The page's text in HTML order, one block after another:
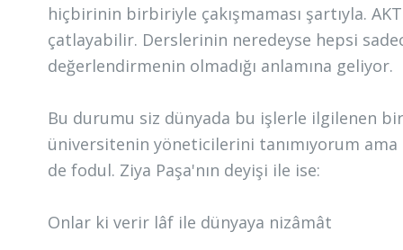
hiçbirinin birbiriyle çakışmaması şartıyla.
çatlayabilir. Derslerinin neredeyse hepsi
değerlendirmenin olmadığı anlamına geliyor.
Bu durumu siz dünyada bu işlerle ilgilenen
üniversitenin yöneticilerini tanımıyorum
de fodul. Ziya Paşa'nın deyişi ile ise:
Onlar ki verir lâf ile dünyaya nizâmât